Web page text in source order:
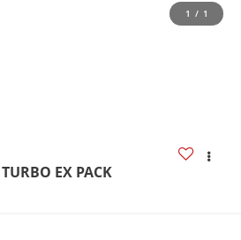
1 / 1
EX PACK